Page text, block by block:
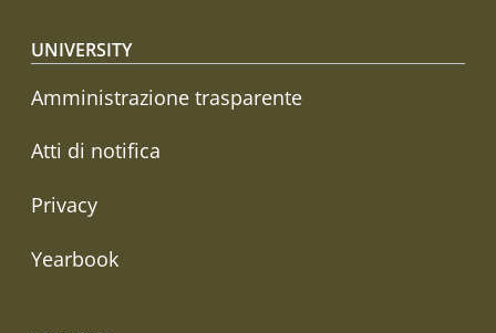
Footer menu
UNIVERSITY
Amministrazione trasparente
Atti di notifica
Privacy
Yearbook